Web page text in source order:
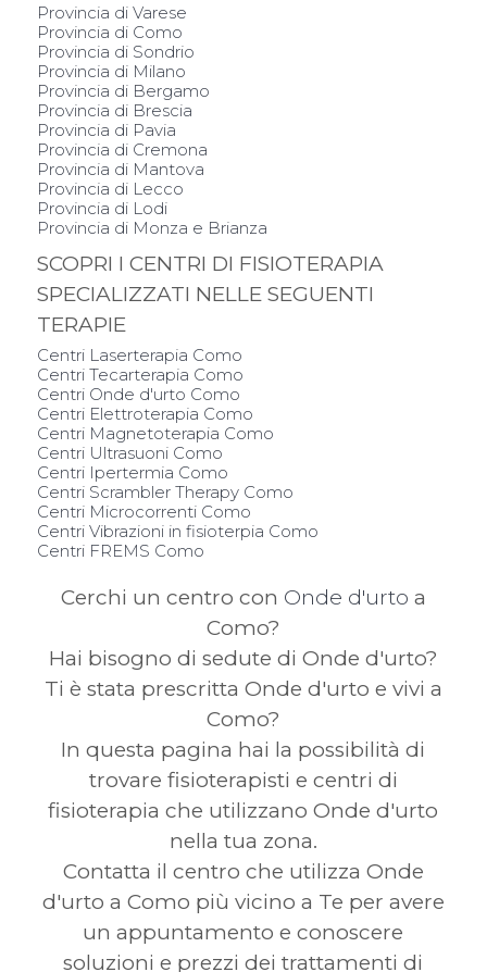
Provincia di Varese
Provincia di Como
Provincia di Sondrio
Provincia di Milano
Provincia di Bergamo
Provincia di Brescia
Provincia di Pavia
Provincia di Cremona
Provincia di Mantova
Provincia di Lecco
Provincia di Lodi
Provincia di Monza e Brianza
SCOPRI I CENTRI DI FISIOTERAPIA
SPECIALIZZATI NELLE SEGUENTI
TERAPIE
Centri Laserterapia Como
Centri Tecarterapia Como
Centri Onde d'urto Como
Centri Elettroterapia Como
Centri Magnetoterapia Como
Centri Ultrasuoni Como
Centri Ipertermia Como
Centri Scrambler Therapy Como
Centri Microcorrenti Como
Centri Vibrazioni in fisioterpia Como
Centri FREMS Como
Cerchi un centro con Onde d'urto a
Como?
Hai bisogno di sedute di Onde d'urto?
Ti è stata prescritta Onde d'urto e vivi a
Como?
In questa pagina hai la possibilità di
trovare fisioterapisti e centri di
fisioterapia che utilizzano Onde d'urto
nella tua zona.
Contatta il centro che utilizza Onde
d'urto a Como più vicino a Te per avere
un appuntamento e conoscere
soluzioni e prezzi dei trattamenti di